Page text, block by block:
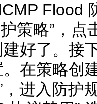
Flood
策略”，点
好了。接
在策略创
，进入防护